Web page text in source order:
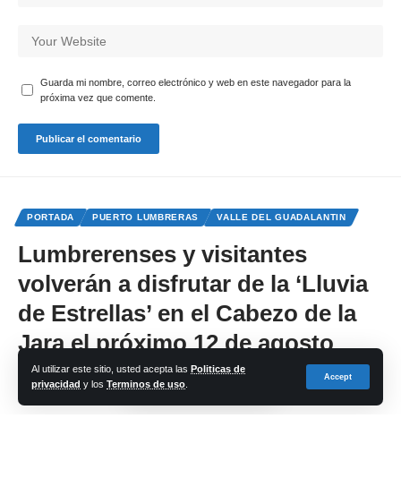
Al utilizar este sitio, usted acepta las Politicas de
privacidad y los Terminos de uso
Accept
Guarda mi nombre, correo electrónico y web en este navegador para la
próxima vez que comente.
PORTADA PUERTO LUMBRERAS VALLE DEL GUADALANTIN
Lumbrerenses y visitantes
volverán a disfrutar de la ‘Lluvia
de Estrellas’ en el Cabezo de la
Jara el próximo 12 de agosto
Share